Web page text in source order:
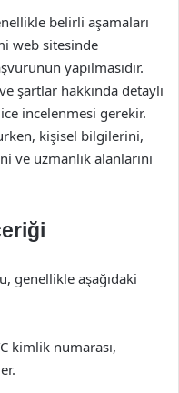
belirli aşamaları
web sitesinde
yapılmasıdır.
şartlar hakkında detaylı
incelenmesi gerekir.
kişisel bilgilerini,
ve uzmanlık alanlarını
genellikle aşağıdaki
kimlik numarası,